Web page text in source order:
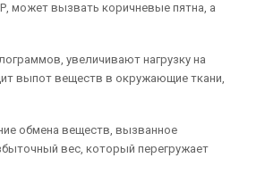
может вызвать коричневые пятна, а
увеличивают нагрузку на
выпот веществ в окружающие ткани,
обмена веществ, вызванное
вес, который перегружает